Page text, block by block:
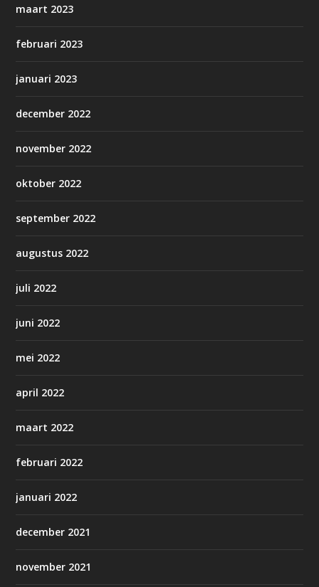
maart 2023
februari 2023
januari 2023
december 2022
november 2022
oktober 2022
september 2022
augustus 2022
juli 2022
juni 2022
mei 2022
april 2022
maart 2022
februari 2022
januari 2022
december 2021
november 2021